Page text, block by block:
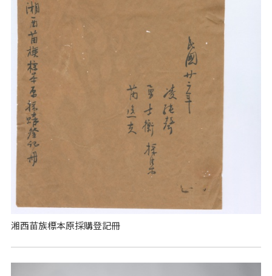
湘西苗族標本原採購登記冊